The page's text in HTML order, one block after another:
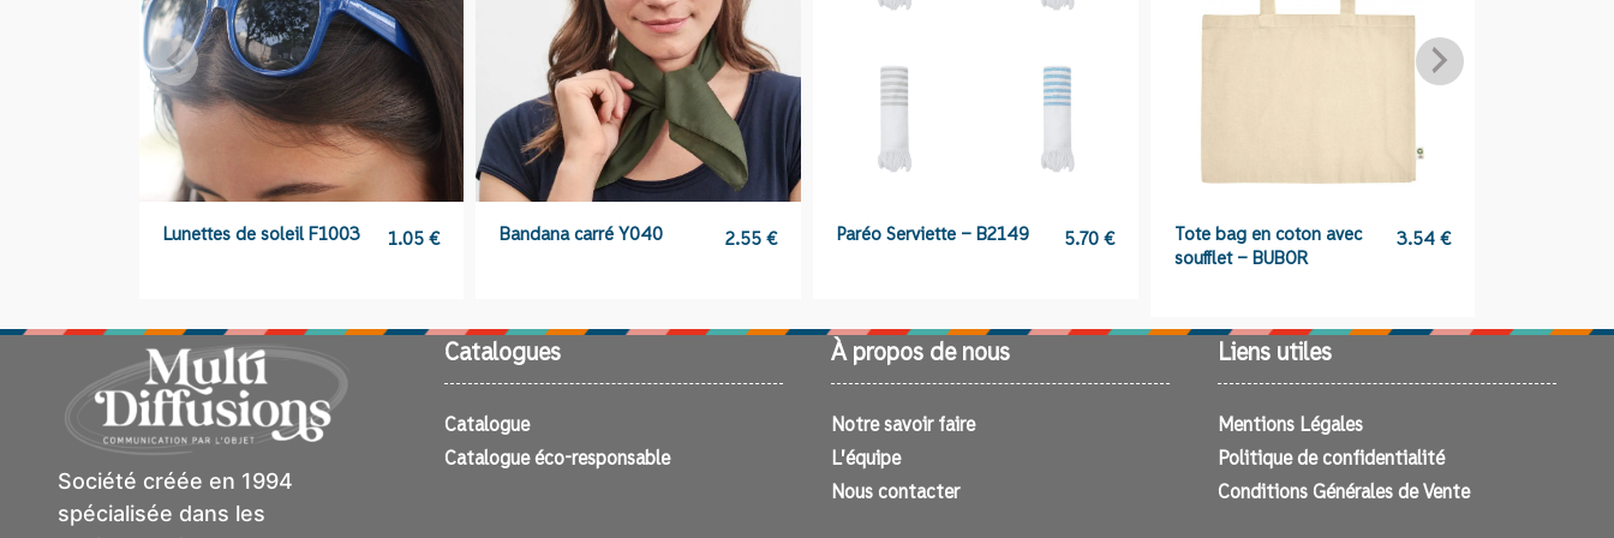
Lunettes de soleil F1003 1.05€ Bandana carré Y040 2.55 € Paréo Serviette – B2149 5.70 €
Tote bag en coton avec
soufflet – BUBOR
3.54€
Société créée en 1994
spécialisée dans les
Catalogues
Catalogue
Catalogue éco-responsable
À propos de nous
Notre savoir faire
L’équipe
Nous contacter
Liens utiles
Mentions Légales
Politique de confidentialité
Conditions Générales de Vente